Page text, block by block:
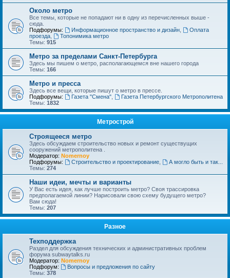
Около метро
Все темы, которые не попадают ни в одну из перечисленных выше -
сюда.
Подфорумы:
Информационное пространство и дизайн,
Оплата
проезда
Топонимика метро
Темы: 915
Метро за пределами Санкт-Петербурга
Здесь мы пишем о метро, располагающемся вне нашего города
Темы: 166
Метро и пресса
Здесь все вещи, которые пишут о метро в прессе.
Подфорумы:
Газета "Смена",
Газета Петербургского Метрополитена
Темы: 1832
Метрострой
Строящееся метро
Здесь обсуждаем строительство новых и ремонт существущих
сооружений метрополитена .
Модератор: Nomernoy
Подфорумы:
Строительство и проектирование,
А могло быть и так...
Темы: 274
Наши идеи, мечты и варианты
У Вас есть идея, как лучше построить метро? Своя трассировка
предполагаемой линии? Нарисовали свою схему будущего метро?
Вам сюда!
Темы: 207
Разное
Техподдержка
Раздел для обсуждения технических и административных проблем
форума subwaytalks.ru
Модератор: Nomernoy
Подфорум:
Вопросы и предложения по сайту
Темы: 378